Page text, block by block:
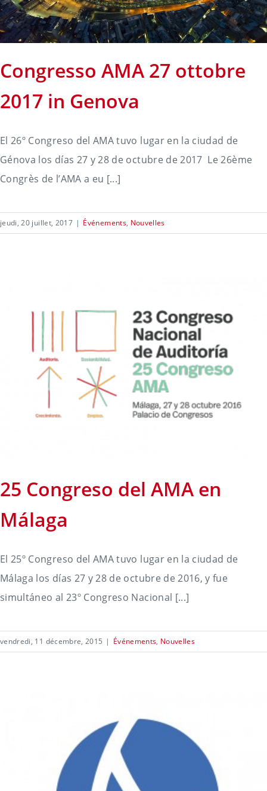
Congresso AMA 27 ottobre
2017 in Genova
El 26º Congreso del AMA tuvo lugar en la ciudad de
Génova los días 27 y 28 de octubre de 2017 Le 26ème
Congrès de l’AMA a eu [...]
jeudi, 20 juillet, 2017 | Événements, Nouvelles
25 Congreso del AMA en
Málaga
El 25º Congreso del AMA tuvo lugar en la ciudad de
Málaga los días 27 y 28 de octubre de 2016, y fue
simultáneo al 23º Congreso Nacional [...]
vendredi, 11 décembre, 2015 | Événements, Nouvelles